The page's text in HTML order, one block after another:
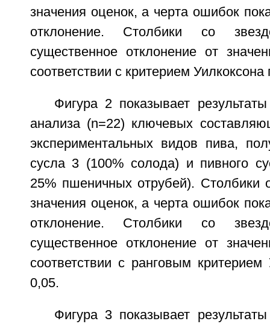
значения оценок, а черта ошибок
отклонение. Столбики со
существенное отклонение от
соответствии с критерием
Фигура 2 показывает результаты
анализа (n=22) ключевых
экспериментальных видов пива,
сусла 3 (100% солода) и пивного
25% пшеничных отрубей). Столбики
значения оценок, а черта ошибок
отклонение. Столбики со
существенное отклонение от
соответствии с ранговым
0,05.
Фигура 3 показывает результаты